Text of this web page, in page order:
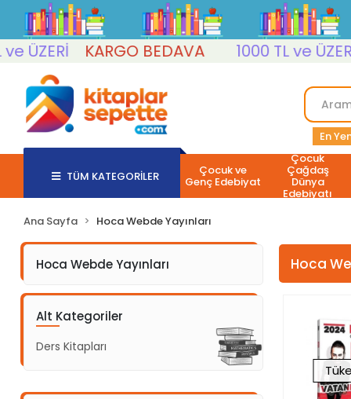
KARGO BEDAVA 1000 TL ve ÜZERİ
En
TÜM KATEGORİLER Çocuk ve
Genç Edebiyat
Çocuk
Çağdaş
Dünya
Edebiyatı
Ana Sayfa Hoca Webde Yayınları
Hoca Webde Yayınları
Alt Kategoriler
Ders Kitapları
Hoca